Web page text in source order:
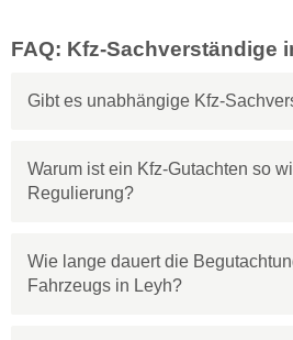
FAQ: Kfz-Sachverständige
Gibt es unabhängige Kfz-
Warum ist ein Kfz-Gutachten so
Regulierung?
Wie lange dauert die
Fahrzeugs in Leyh?